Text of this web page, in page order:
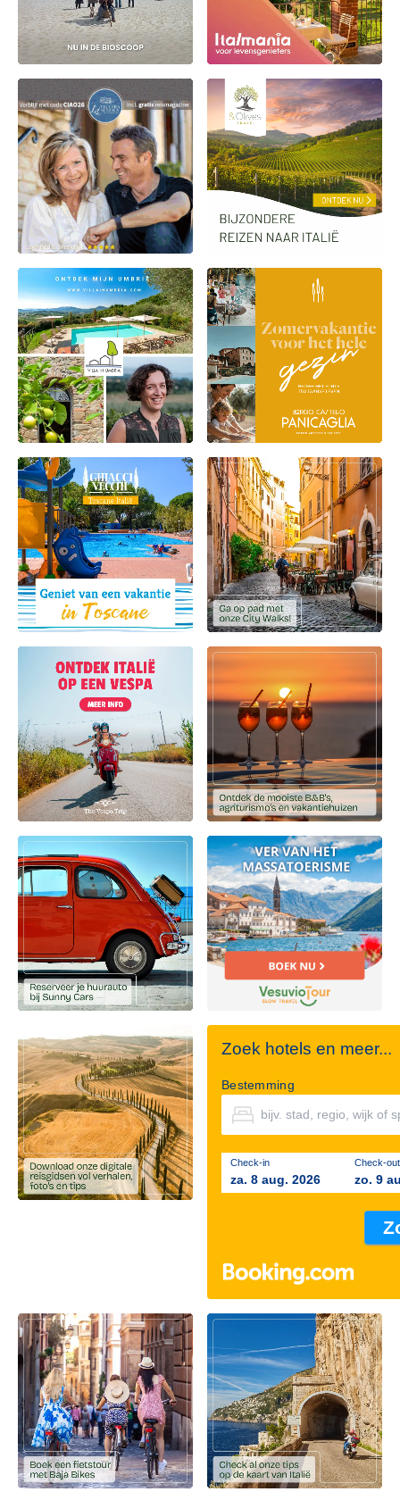
Zoek hotels en meer...
Bestemming
Check-in
za. 8 aug. 2026
Check-out
zo. 9